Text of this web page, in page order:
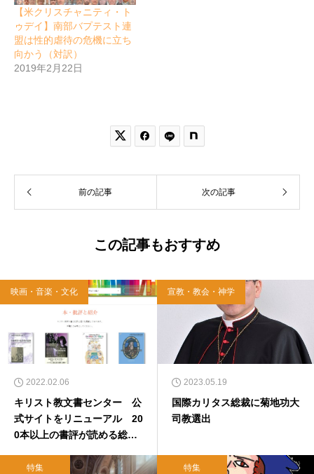
【米クリスチャニティ・ト
ゥデイ】南部バプテスト連
盟は性的虐待の危機に立ち
向かう（対訳）
2019年2月22日
 
前の記事 次の記事
この記事もおすすめ
映画・音楽・文化
2022.02.06
キリスト教文書センター 公
式サイトをリニューアル 20
0本以上の書評が読める総合
宣教・教会・神学
2023.05.19
国際カリタス総裁に菊地功大
司教選出
特集 特集